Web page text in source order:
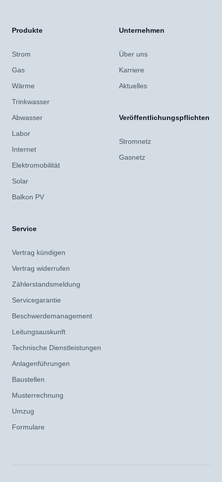
Produkte
Strom
Gas
Wärme
Trinkwasser
Abwasser
Labor
Internet
Elektromobilität
Solar
Balkon PV
Service
Vertrag kündigen
Vertrag widerrufen
Zählerstandsmeldung
Servicegarantie
Beschwerdemanagement
Leitungsauskunft
Technische Dienstleistungen
Anlagenführungen
Baustellen
Musterrechnung
Umzug
Formulare
Unternehmen
Über uns
Karriere
Aktuelles
Veröffentlichungspflichten
Stromnetz
Gasnetz